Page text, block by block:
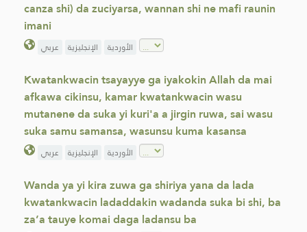
canza shi) da zuciyarsa, wannan shi ne mafi raunin
imani
عربي الإنجليزية الأوردية
Kwatankwacin tsayayye ga iyakokin Allah da mai
afkawa cikinsu, kamar kwatankwacin wasu
mutanene da suka yi kuri'a a jirgin ruwa, sai wasu
suka samu samansa, wasunsu kuma kasansa
عربي الإنجليزية الأوردية
Wanda ya yi kira zuwa ga shiriya yana da lada
kwatankwacin ladaddakin wadanda suka bi shi, ba
za’a tauye komai daga ladansu ba